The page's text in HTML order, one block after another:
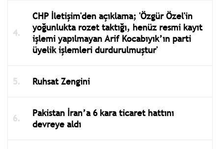
CHP İletişim'den açıklama; 'Özgür Özel'in
yoğunlukta rozet taktığı, henüz resmi kayıt
işlemi yapılmayan Arif Kocabıyık’ın parti
üyelik işlemleri durdurulmuştur'
Ruhsat Zengini
Pakistan İran’a 6 kara ticaret hattını
devreye aldı